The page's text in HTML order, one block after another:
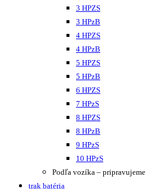
3 HPZS
3 HPzB
4 HPZS
4 HPzB
5 HPZS
5 HPzB
6 HPZS
7 HPzS
8 HPZS
8 HPzB
9 HPzS
10 HPzS
Podľa vozíka – pripravujeme
trak batéria